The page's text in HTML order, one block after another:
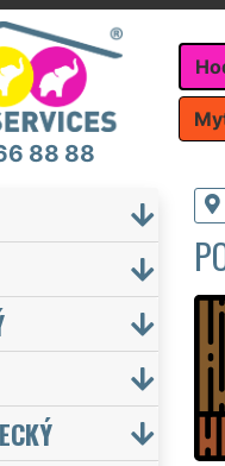
88 88